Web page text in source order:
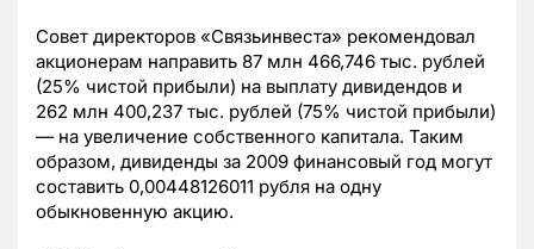
Совет директоров «Связьинвеста» рекомендовал
акционерам направить 87 млн 466,746 тыс. рублей
(25% чистой прибыли) на выплату дивидендов и
262 млн 400,237 тыс. рублей (75% чистой прибыли)
— на увеличение собственного капитала. Таким
образом, дивиденды за 2009 финансовый год могут
составить 0,00448126011 рубля на одну
обыкновенную акцию.